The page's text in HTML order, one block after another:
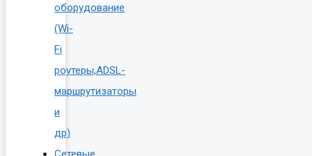
оборудование
(Wi-
Fi
роутеры,ADSL-
маршрутизаторы
и
др)